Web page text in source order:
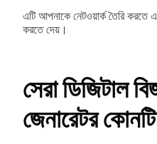
এটি আপনাকে নেটওয়ার্ক তৈরি
করতে দেয়।
সেরা ডিজিটাল
জেনারেটর